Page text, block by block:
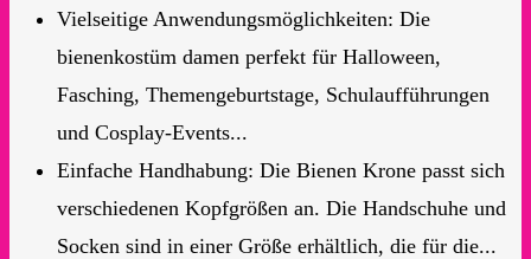
Vielseitige Anwendungsmöglichkeiten: Die
bienenkostüm damen perfekt für Halloween,
Fasching, Themengeburtstage, Schulaufführungen
und Cosplay-Events...
Einfache Handhabung: Die Bienen Krone passt sich
verschiedenen Kopfgrößen an. Die Handschuhe und
Socken sind in einer Größe erhältlich, die für die...